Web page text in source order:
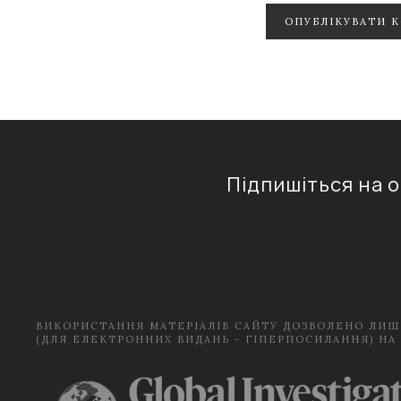
ОПУБЛІКУВАТИ
Підпишіться на
ВИКОРИСТАННЯ МАТЕРІАЛІВ САЙТУ ДОЗВОЛЕНО
(ДЛЯ ЕЛЕКТРОННИХ ВИДАНЬ - ГІПЕРПОСИЛАННЯ) НА